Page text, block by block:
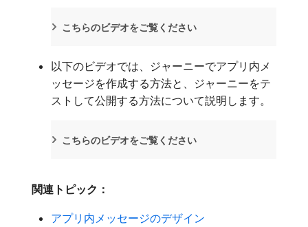
こちらのビデオをご覧ください
以下のビデオでは、ジャーニーでアプリ内メ
ッセージを作成する方法と、ジャーニーをテ
ストして公開する方法について説明します。
こちらのビデオをご覧ください
関連トピック：
アプリ内メッセージのデザイン